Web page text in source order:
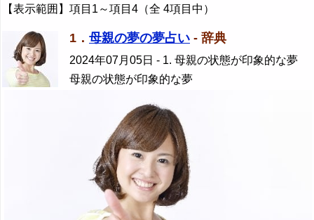
【表示範囲】項目1～項目4（全 4項目中）
1． 母親の夢の夢占い - 辞典
2024年07月05日 - 1. 母親の状態が印象的な夢
母親の状態が印象的な夢